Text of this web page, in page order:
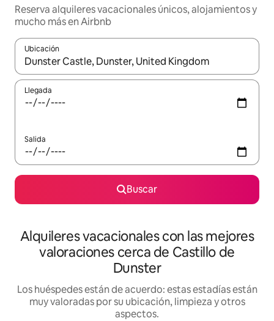
Reserva alquileres vacacionales únicos, alojamientos y
mucho más en Airbnb
Ubicación
Cuando los resultados estén disponibles, navega con las
Llegada
Salida
Buscar
Alquileres vacacionales con las mejores
valoraciones cerca de Castillo de
Dunster
Los huéspedes están de acuerdo: estas estadías están
muy valoradas por su ubicación, limpieza y otros
aspectos.